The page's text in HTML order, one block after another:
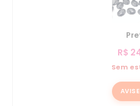
R$
Sem